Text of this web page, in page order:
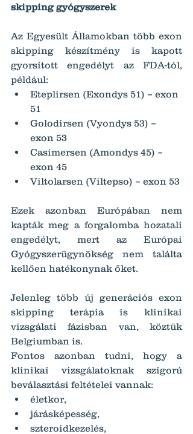
skipping gyógyszerek
Az Egyesült Államokban több exon
skipping készítmény is kapott
gyorsított engedélyt az FDA-tól,
például:
Eteplirsen (Exondys 51) – exon
51
Golodirsen (Vyondys 53) –
exon 53
Casimersen (Amondys 45) –
exon 45
Viltolarsen (Viltepso) – exon 53
Ezek azonban Európában nem
kapták meg a forgalomba hozatali
engedélyt, mert az Európai
Gyógyszerügynökség nem találta
kellően hatékonynak őket.
Jelenleg több új generációs exon
skipping terápia is klinikai
vizsgálati fázisban van, köztük
Belgiumban is.
Fontos azonban tudni, hogy a
klinikai vizsgálatoknak szigorú
beválasztási feltételei vannak:
életkor,
járásképesség,
szteroidkezelés,